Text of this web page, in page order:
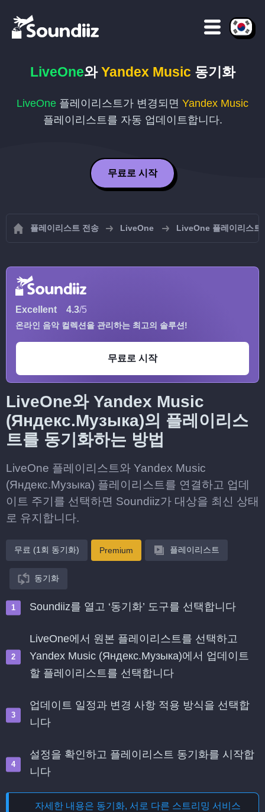
LiveOne와Yandex Music 동기화
LiveOne 플레이리스트가 변경되면 Yandex Music
플레이리스트를 자동 업데이트합니다.
무료로 시작
플레이리스트 전송 LiveOne LiveOne 플레이리스트
Excellent 4.3/5
온라인 음악 컬렉션을 관리하는 최고의 솔루션!
무료로 시작
LiveOne와 Yandex Music
(Яндекс.Музыка)의 플레이리스
트를 동기화하는 방법
LiveOne 플레이리스트와 Yandex Music
(Яндекс.Музыка) 플레이리스트를 연결하고 업데
이트 주기를 선택하면 Soundiiz가 대상을 최신 상태
로 유지합니다.
무료 (1회 동기화) Premium 플레이리스트
동기화
Soundiiz를 열고 ‘동기화’ 도구를 선택합니다
LiveOne에서 원본 플레이리스트를 선택하고
Yandex Music (Яндекс.Музыка)에서 업데이트
할 플레이리스트를 선택합니다
업데이트 일정과 변경 사항 적용 방식을 선택합
니다
설정을 확인하고 플레이리스트 동기화를 시작합
니다
자세한 내용은 동기화, 서로 다른 스트리밍 서비스